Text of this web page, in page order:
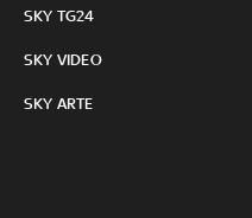
SKY TG24
SKY VIDEO
SKY ARTE